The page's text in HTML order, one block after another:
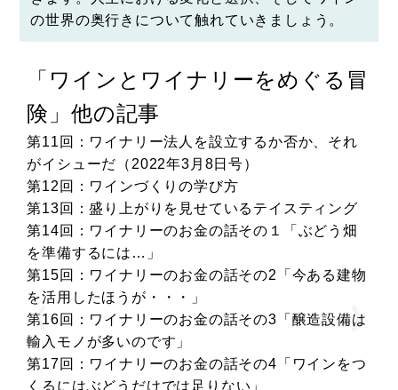
の世界の奥行きについて触れていきましょう。
冒
それ
ング
う畑
建物
備は
をつ
「ワインとワイナリーをめぐる
険」他の記事
第21回：ワイン販売の話その１：独自ドメインを
取って、信頼感を醸成しよう
第22回：オーストラリアで感じた変化と選択
第23回：ワインの販売についてその2「D2C的な
プローチ」
第24回：ワインの販売についてその2「ワインの
場流通の複雑さ」
第25回：食にまつわるイノベーション
第26回：ワインの市場その1_1年に飲むワインの
はどれくらい？
第27回：2023年ヴィンテージの報告
第28回：「果実味、酸味、余韻」